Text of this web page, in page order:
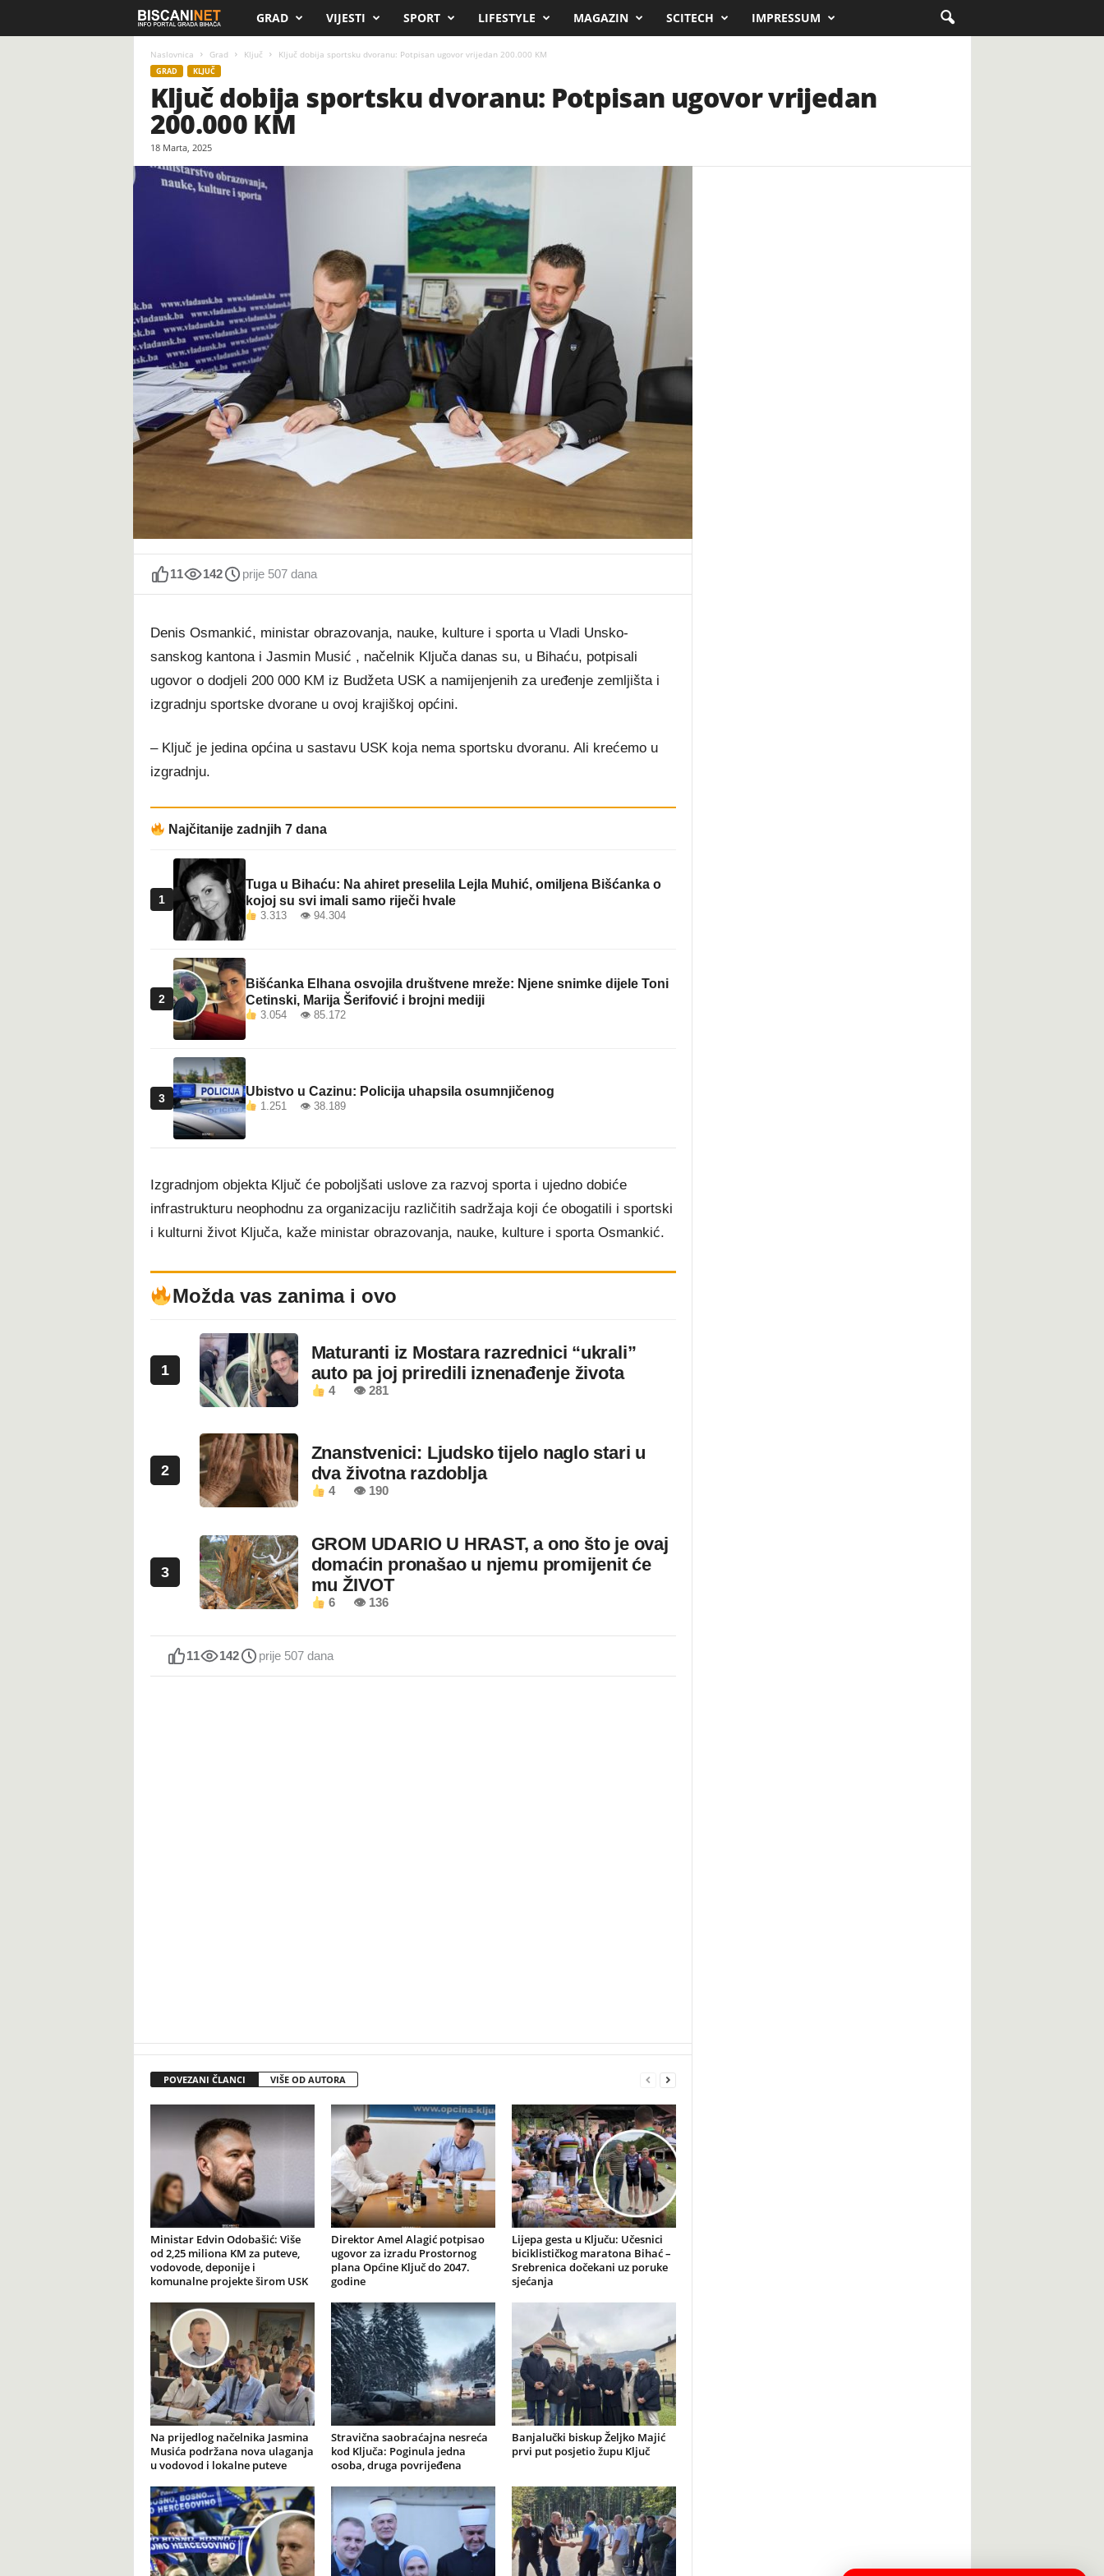
i
c
n
n
e
t
GRAD VIJESTI SPORT LIFESTYLE MAGAZIN SCITECH IMPRESSUM
Naslovnica Grad Ključ Ključ dobija sportsku dvoranu: Potpisan ugovor vrijedan 200.000 KM
GRAD KLJUČ
Ključ dobija sportsku dvoranu: Potpisan ugovor vrijedan
200.000 KM
18 Marta, 2025
11 142 prije 507 dana
Denis Osmankić, ministar obrazovanja, nauke, kulture i sporta u Vladi Unsko-
sanskog kantona i Jasmin Musić , načelnik Ključa danas su, u Bihaću, potpisali
ugovor o dodjeli 200 000 KM iz Budžeta USK a namijenjenih za uređenje zemljišta i
izgradnju sportske dvorane u ovoj krajiškoj općini.
– Ključ je jedina općina u sastavu USK koja nema sportsku dvoranu. Ali krećemo u
izgradnju.
Najčitanije zadnjih 7 dana
1
Tuga u Bihaću: Na ahiret preselila Lejla Muhić, omiljena Bišćanka o
kojoj su svi imali samo riječi hvale
3.313 👁 94.304
2
Bišćanka Elhana osvojila društvene mreže: Njene snimke dijele Toni
Cetinski, Marija Šerifović i brojni mediji
3.054 👁 85.172
3 Ubistvo u Cazinu: Policija uhapsila osumnjičenog
1.251 👁 38.189
Izgradnjom objekta Ključ će poboljšati uslove za razvoj sporta i ujedno dobiće
infrastrukturu neophodnu za organizaciju različitih sadržaja koji će obogatili i sportski
i kulturni život Ključa, kaže ministar obrazovanja, nauke, kulture i sporta Osmankić.
Možda vas zanima i ovo
1
Maturanti iz Mostara razrednici “ukrali”
auto pa joj priredili iznenađenje života
4 👁 281
2
Znanstvenici: Ljudsko tijelo naglo stari u
dva životna razdoblja
4 👁 190
3
GROM UDARIO U HRAST, a ono što je ovaj
domaćin pronašao u njemu promijenit će
mu ŽIVOT
6 👁 136
11 142 prije 507 dana
POVEZANI ČLANCI VIŠE OD AUTORA
Ministar Edvin Odobašić: Više
od 2,25 miliona KM za puteve,
vodovode, deponije i
komunalne projekte širom USK
Direktor Amel Alagić potpisao
ugovor za izradu Prostornog
plana Općine Ključ do 2047.
godine
Lijepa gesta u Ključu: Učesnici
biciklističkog maratona Bihać –
Srebrenica dočekani uz poruke
sjećanja
Na prijedlog načelnika Jasmina
Musića podržana nova ulaganja
u vodovod i lokalne puteve
Stravična saobraćajna nesreća
kod Ključa: Poginula jedna
osoba, druga povrijeđena
Banjalučki biskup Željko Majić
prvi put posjetio župu Ključ